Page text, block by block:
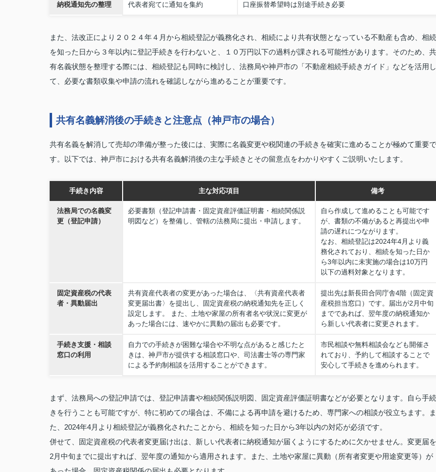
納税通知先の整理 代表者宛てに通知を集約 口座振替希望時は別途手続き必要
また、法改正により２０２４年４月から相続登記が義務化され、相続により共有状態となっている不動産も含め、相続
を知った日から３年以内に登記手続きを行わないと、１０万円以下の過料が課される可能性があります。そのため、共
有名義状態を整理する際には、相続登記も同時に検討し、法務局や神戸市の「不動産相続手続きガイド」などを活用し
て、必要な書類収集や申請の流れを確認しながら進めることが重要です。
共有名義解消後の手続きと注意点（神戸市の場合）
共有名義を解消して売却の準備が整った後には、実際に名義変更や税関連の手続きを確実に進めることが極めて重要で
す。以下では、神戸市における共有名義解消後の主な手続きとその留意点をわかりやすくご説明いたします。
手続き内容 主な対応項目 備考
法務局での名義変
更（登記申請）
必要書類（登記申請書・固定資産評価証明書・相続関係説
明図など）を整備し、管轄の法務局に提出・申請します。
自ら作成して進めることも可能です
が、書類の不備があると再提出や申
請の遅れにつながります。
なお、相続登記は2024年4月より義
務化されており、相続を知った日か
ら3年以内に未実施の場合は10万円
以下の過料対象となります。
固定資産税の代表
者・異動届出
共有資産代表者の変更があった場合は、〈共有資産代表者
変更届出書〉を提出し、固定資産税の納税通知先を正しく
設定します。 また、土地や家屋の所有者名や状況に変更が
あった場合には、速やかに異動の届出も必要です。
提出先は新長田合同庁舎4階（固定資
産税担当窓口）です。届出が2月中旬
までであれば、翌年度の納税通知か
ら新しい代表者に変更されます。
手続き支援・相談
窓口の利用
自力での手続きが困難な場合や不明な点があると感じたと
きは、神戸市が提供する相談窓口や、司法書士等の専門家
による予約制相談を活用することができます。
市民相談や無料相談会なども開催さ
れており、予約して相談することで
安心して手続きを進められます。
まず、法務局への登記申請では、登記申請書や相続関係説明図、固定資産評価証明書などが必要となります。自ら手続
きを行うことも可能ですが、特に初めての場合は、不備による再申請を避けるため、専門家への相談が役立ちます。ま
た、2024年4月より相続登記が義務化されたことから、相続を知った日から3年以内の対応が必須です。
併せて、固定資産税の代表者変更届け出は、新しい代表者に納税通知が届くようにするために欠かせません。変更届を
2月中旬までに提出すれば、翌年度の通知から適用されます。また、土地や家屋に異動（所有者変更や用途変更等）が